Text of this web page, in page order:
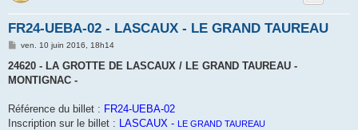
FR24-UEBA-02 - LASCAUX - LE GRAND TAUREAU
M
s
a
ven. 10 juin 2016, 18h14
24620 - LA GROTTE DE LASCAUX / LE GRAND TAUREAU -
MONTIGNAC -
Référence du billet : FR24-UEBA-02
Inscription sur le billet : LASCAUX - LE GRAND TAUREAU